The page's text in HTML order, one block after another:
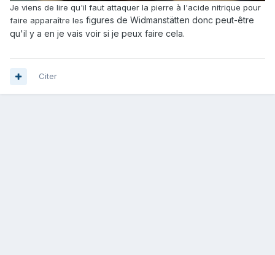
Je viens de lire qu'il faut attaquer la pierre à l'acide nitrique pour
faire apparaître les figures de Widmanstätten donc peut-être
qu'il y a en je vais voir si je peux faire cela.
Citer